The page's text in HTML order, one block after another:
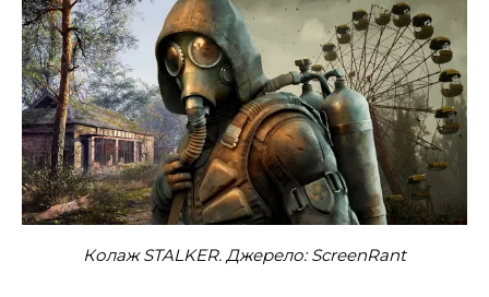
Колаж STALKER. Джерело: ScreenRant